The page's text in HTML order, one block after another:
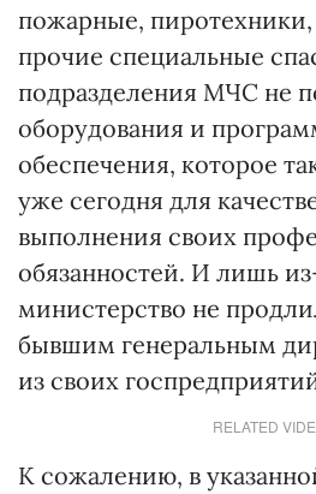
пожарные,
прочие специальные
подразделения МЧС не
оборудования и
обеспечения, которое
уже сегодня для
выполнения своих
обязанностей. И лишь
министерство не
бывшим генеральным
из своих
RELATED
К сожалению, в